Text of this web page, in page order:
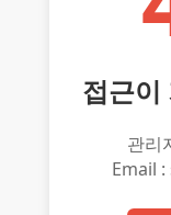
접근이
관리
Email